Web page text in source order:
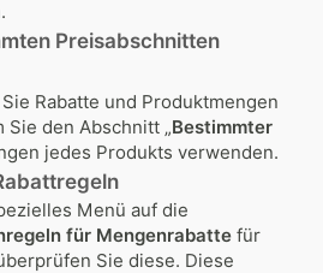
Preisabschnitten
Rabatte und Produktmengen
Sie den Abschnitt „ Bestimmter
jedes Produkts verwenden.
Menü auf die
für Mengenrabatte für
Sie diese. Diese